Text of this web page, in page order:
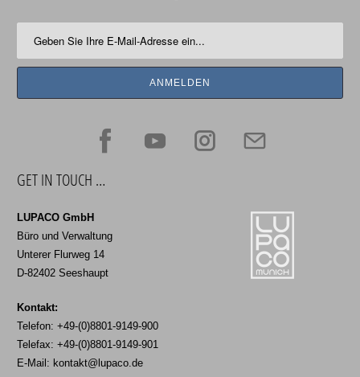
GET IN TOUCH …
LUPACO GmbH
Büro und Verwaltung
Unterer Flurweg 14
D-82402 Seeshaupt
Kontakt:
Telefon: +49-(0)8801-9149-900
Telefax: +49-(0)8801-9149-901
E-Mail: kontakt@lupaco.de